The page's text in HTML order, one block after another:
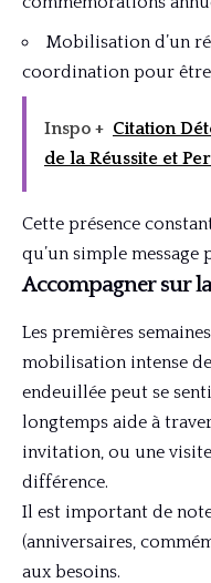
Mobilisation d’un
coordination pour être
Inspo + Citation
de la Réussite et
Cette présence
qu’un simple message
Accompagner sur
Les premières
mobilisation intense
endeuillée peut se
longtemps aide à
invitation, ou une
différence.
Il est important de
(anniversaires,
aux besoins.